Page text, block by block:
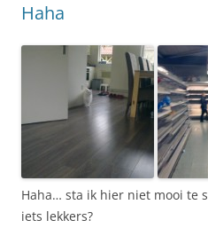
Haha
Haha… sta ik hier niet mooi te
iets lekkers?